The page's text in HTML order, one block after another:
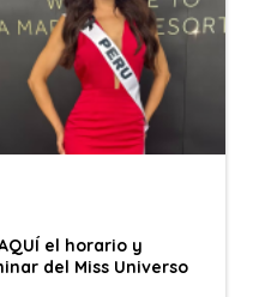
el horario y
del Miss Universo